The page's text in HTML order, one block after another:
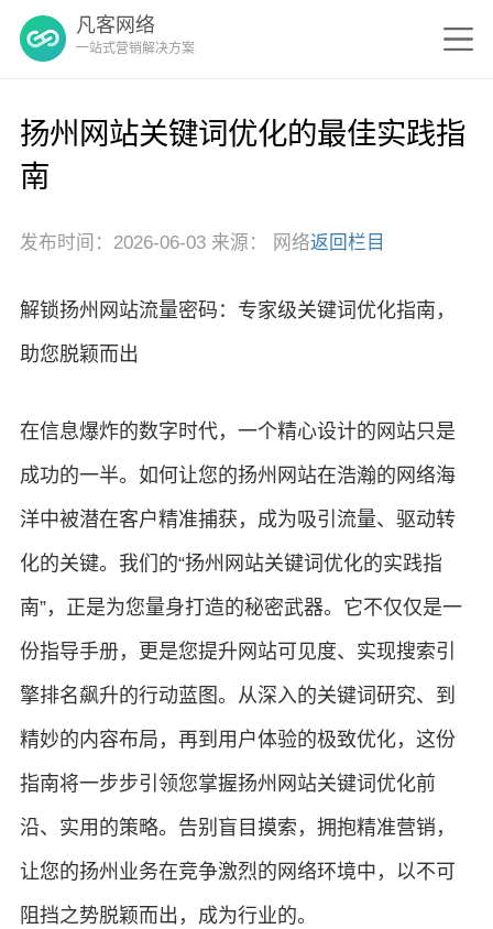
凡客网络
一站式营销解决方案
扬州网站关键词优化的最佳实践指
南
发布时间：2026-06-03 来源： 网络返回栏目
解锁扬州网站流量密码：专家级关键词优化指南，
助您脱颖而出
在信息爆炸的数字时代，一个精心设计的网站只是
成功的一半。如何让您的扬州网站在浩瀚的网络海
洋中被潜在客户精准捕获，成为吸引流量、驱动转
化的关键。我们的“扬州网站关键词优化的实践指
南”，正是为您量身打造的秘密武器。它不仅仅是一
份指导手册，更是您提升网站可见度、实现搜索引
擎排名飙升的行动蓝图。从深入的关键词研究、到
精妙的内容布局，再到用户体验的极致优化，这份
指南将一步步引领您掌握扬州网站关键词优化前
沿、实用的策略。告别盲目摸索，拥抱精准营销，
让您的扬州业务在竞争激烈的网络环境中，以不可
阻挡之势脱颖而出，成为行业的。